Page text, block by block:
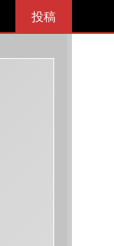
投稿